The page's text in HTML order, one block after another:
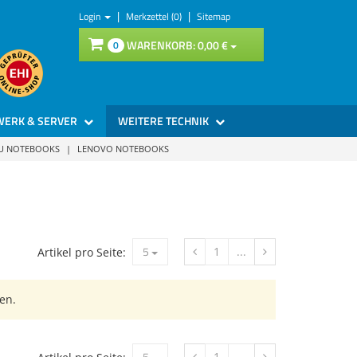
Login | Merkzettel (0) | Sitemap
0 WARENKORB:0,00€
& SERVER WEITERE TECHNIK
NOTEBOOKS | LENOVO NOTEBOOKS
1 ...
Artikel pro Seite: 5